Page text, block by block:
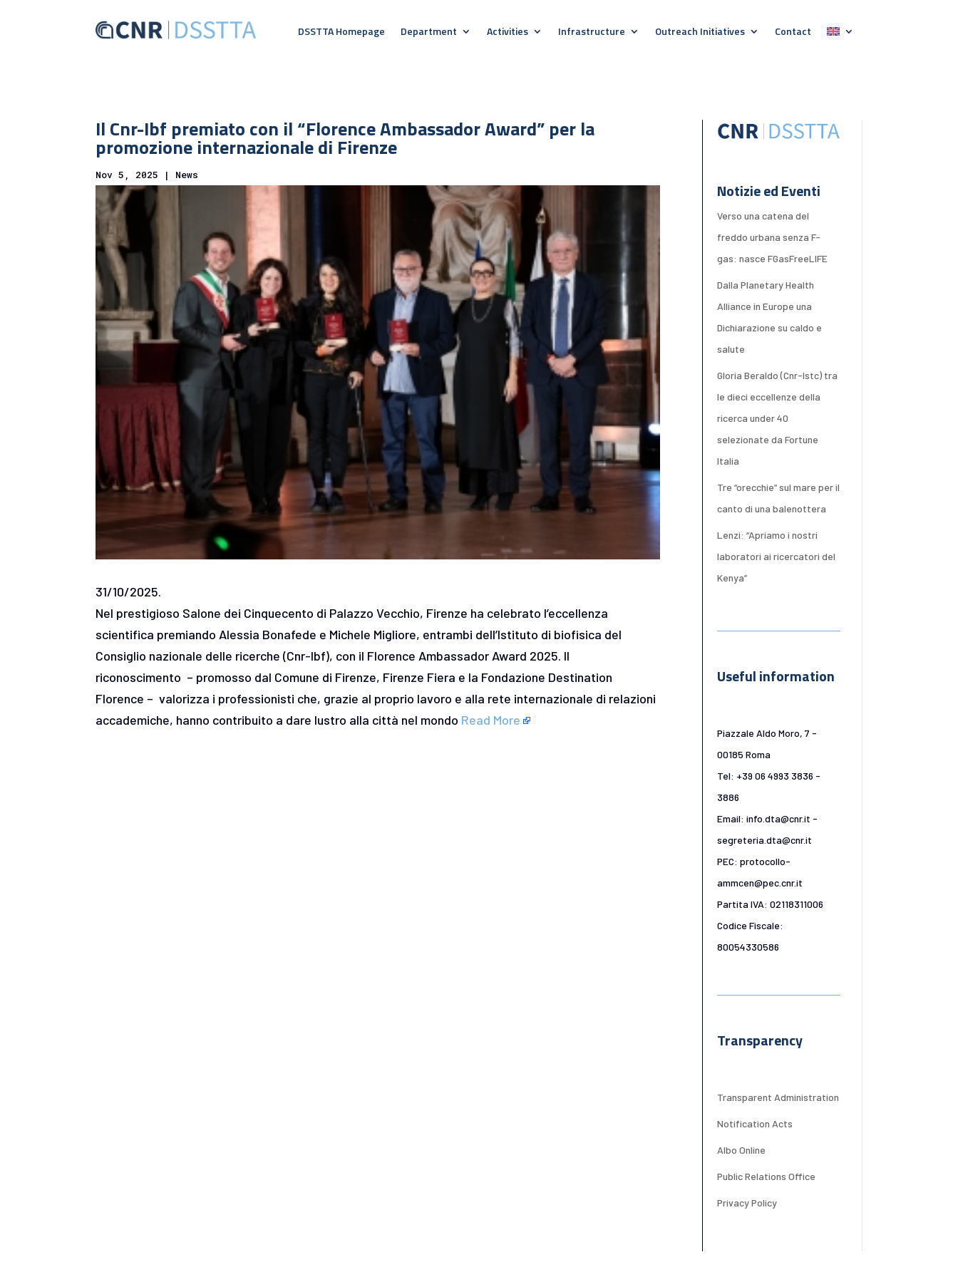
DSSTTA Homepage Department Activities Infrastructure Outreach Initiatives Contact
Il Cnr-Ibf premiato con il “Florence Ambassador Award” per la
promozione internazionale di Firenze
Nov 5, 2025 | News
31/10/2025.
Nel prestigioso Salone dei Cinquecento di Palazzo Vecchio, Firenze ha celebrato l’eccellenza
scientifica premiando Alessia Bonafede e Michele Migliore, entrambi dell’Istituto di biofisica del
Consiglio nazionale delle ricerche (Cnr-Ibf), con il Florence Ambassador Award 2025. Il
riconoscimento – promosso dal Comune di Firenze, Firenze Fiera e la Fondazione Destination
Florence – valorizza i professionisti che, grazie al proprio lavoro e alla rete internazionale di relazioni
accademiche, hanno contribuito a dare lustro alla città nel mondo Read More
Notizie ed Eventi
Verso una catena del
freddo urbana senza F-
gas: nasce FGasFreeLIFE
Dalla Planetary Health
Alliance in Europe una
Dichiarazione su caldo e
salute
Gloria Beraldo (Cnr-Istc) tra
le dieci eccellenze della
ricerca under 40
selezionate da Fortune
Italia
Tre “orecchie” sul mare per il
canto di una balenottera
Lenzi: “Apriamo i nostri
laboratori ai ricercatori del
Kenya”
Useful information
Piazzale Aldo Moro, 7 -
00185 Roma
Tel: +39 06 4993 3836 -
3886
Email: info.dta@cnr.it -
segreteria.dta@cnr.it
PEC: protocollo-
ammcen@pec.cnr.it
Partita IVA: 02118311006
Codice Fiscale:
80054330586
Transparency
Transparent Administration
Notification Acts
Albo Online
Public Relations Office
Privacy Policy